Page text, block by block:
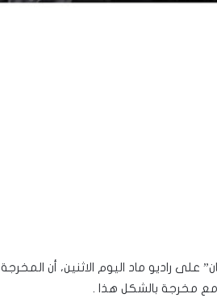
راديو ماد اليوم الاثنين، أن المخرجة
مع مخرجة بالشكل هذا .